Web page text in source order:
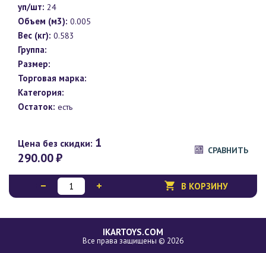
уп/шт: 24
Объем (м3): 0.005
Вес (кг): 0.583
Группа:
Размер:
Торговая марка:
Категория:
Остаток: есть
Цена без скидки: 1
290.00₽ СРАВНИТЬ
В КОРЗИНУ
IKARTOYS.COM
Все права защищены © 2026